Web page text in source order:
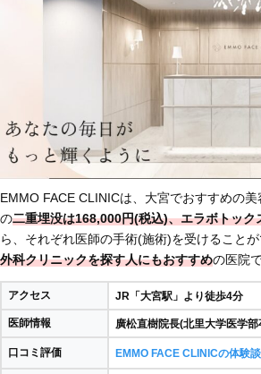
EMMO FACE CLINICは、大宮でおすすめの
の二重埋没は168,000円(税込)、エラボトック
ら、それぞれ医師の手術(施術)を受けることが
外科クリニックを探す人にもおすすめの医院
アクセス JR「大宮駅」より徒歩4分
医師情報 廣松直樹院長(北里大学医学部
口コミ評価 EMMO FACE CLINICの体験談